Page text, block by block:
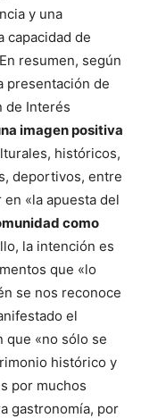
y una
capacidad de
En resumen, según
presentación de
de Interés
imagen positiva
históricos,
deportivos, entre
«la apuesta del
como
la intención es
que «lo
se nos reconoce
el
que «no sólo se
histórico y
por muchos
gastronomía, por